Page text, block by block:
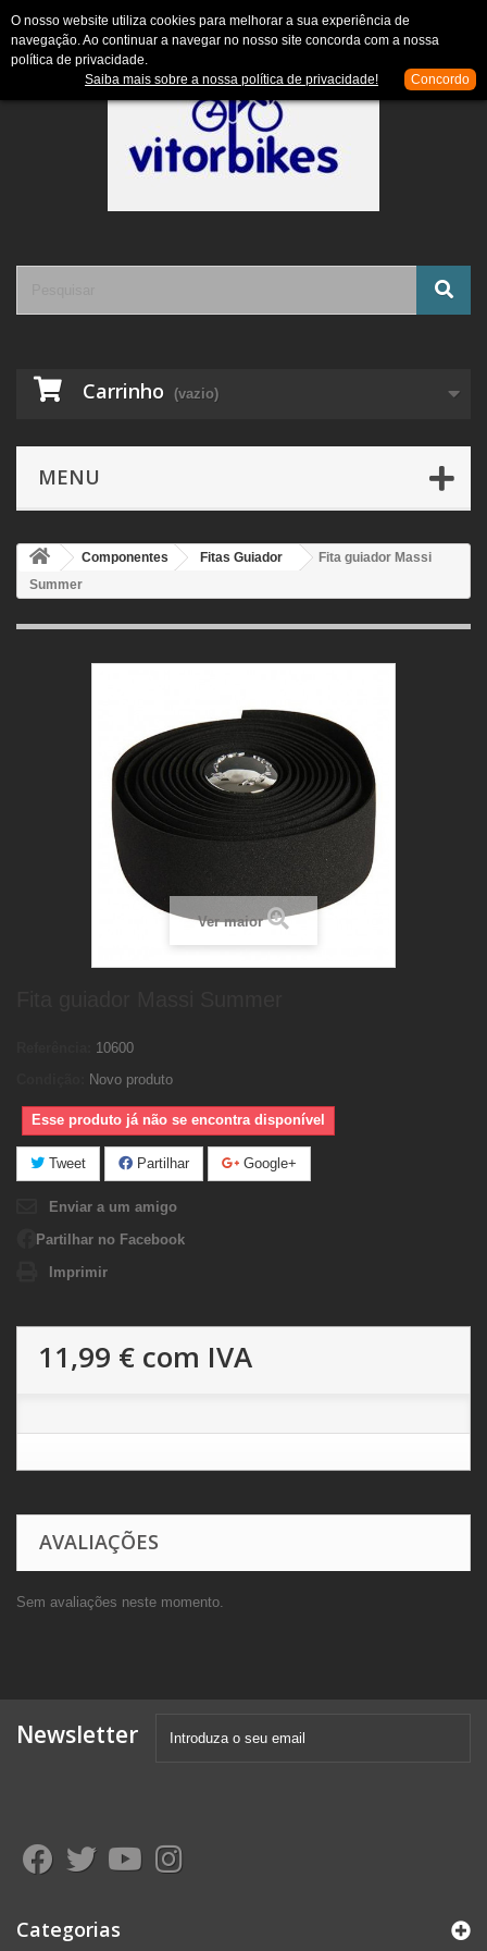
Contacte-nos
Carrinho (vazio)
MENU
Componentes Fitas Guiador
Fita guiador Massi
Summer
Ver maior
10600
Novo produto
Esse produto já não se encontra disponível
Tweet Partilhar Google+
Enviar a um amigo
Partilhar no Facebook
Imprimir
11,99 € com IVA
AVALIAÇÕES
Sem avaliações neste momento.
Newsletter
Categorias
O nosso website utiliza cookies para melhorar a sua experiência de
navegação. Ao continuar a navegar no nosso site concorda com a nossa
política de privacidade.
Saiba mais sobre a nossa política de privacidade!
Concordo